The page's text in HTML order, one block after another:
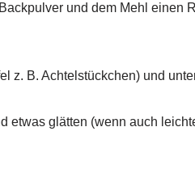
und dem Mehl einen
z. B. Achtelstückchen) und
etwas glätten (wenn auch